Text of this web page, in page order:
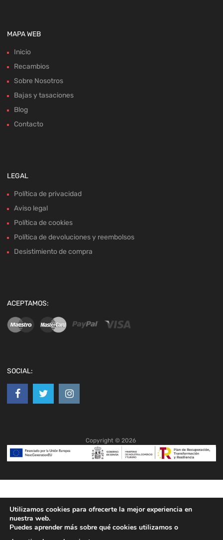
MAPA WEB
Inicio
Recambios
Sobre Nosotros
Bajas y tasaciones
Blog
Contacto
LEGAL
Política de privacidad
Aviso legal
Política de cookies
Política de devoluciones y reembolsos
Desistimiento de compra
ACEPTAMOS:
SOCIAL:
Copyright © 2026
Utilizamos cookies para ofrecerte la mejor experiencia en
nuestra web.
Puedes aprender más sobre qué cookies utilizamos o